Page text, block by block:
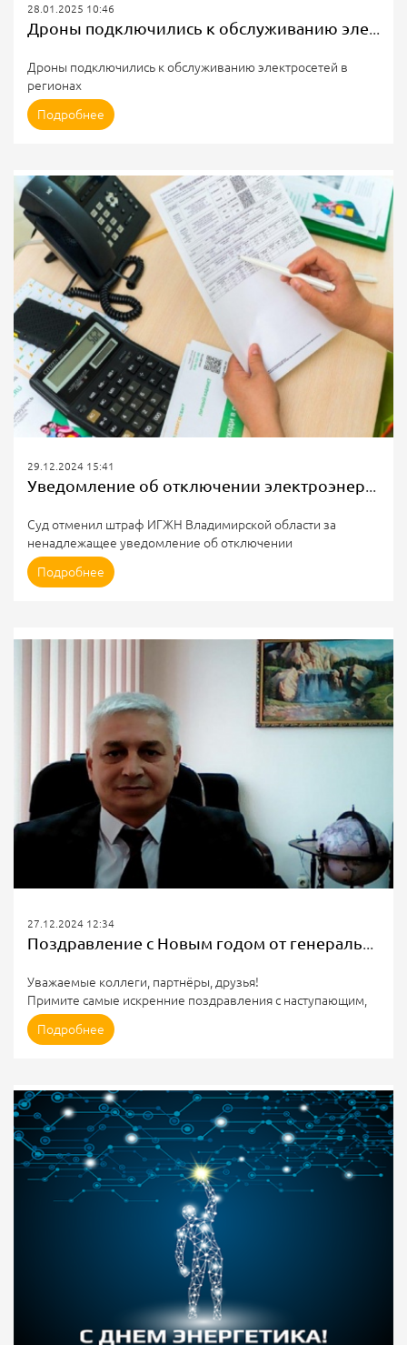
28.01.2025 10:46
Дроны подключились к обслуживанию электросетей в регионах
Дроны подключились к обслуживанию электросетей в
регионах
В семи северных регионах России к обслуживанию
электросетей подключили беспилотные летательные
включает в себя очистку проводов от снега и льда,
нанесение антиобледенительных и антикоррозионных
составов. Также отмечается, что дроны, названные
«Пауками», успешно применяются в северных регионах
России, и в горных районах...
Подробнее
29.12.2024 15:41
Уведомление об отключении электроэнергии в квитанции
Суд отменил штраф ИГЖН Владимирской области за
ненадлежащее уведомление об отключении
электроснабжения
Инспекция государственного жилищного надзора
Владимирской области оштрафовала АО “ЭнергосбыТ
Плюс” на 5 тысяч рублей по статье 7.23 КоАП РФ.
Инспекция полагала, что энергоснабжающая организация
нарушила требования Правил № 354 и не уведомила
собственника...
Подробнее
27.12.2024 12:34
Поздравление с Новым годом от генерального директора АО "ЭК Эталон"
Уважаемые коллеги, партнёры, друзья!
Примите самые искренние поздравления с наступающим,
новым 2025 годом!
Новый год – самый светлый, самый добрый и любимый
и чего-то нового.
В канун Нового года мы обычно подводим главные итоги
года, вспоминаем каким был для нас уходящий год, чему
научил, чем порадовал. Уходящий 2024 год оказался для
всех разным. Но, я с уверенностью...
Подробнее